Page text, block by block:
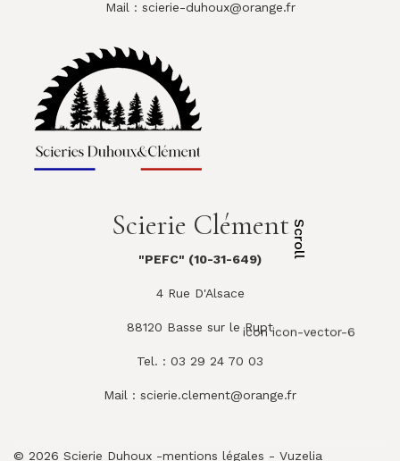
Scroll
icon icon-vector-6
Mail : scierie-duhoux@orange.fr
Scierie Clément
"PEFC" (10-31-649)
4 Rue D'Alsace
88120 Basse sur le Rupt
Tel. : 03 29 24 70 03
Mail : scierie.clement@orange.fr
© 2026 Scierie Duhoux -mentions légales - Vuzelia